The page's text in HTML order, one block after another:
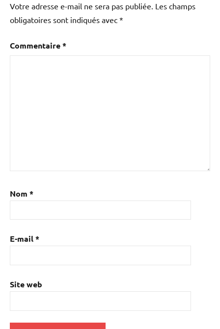
Votre adresse e-mail ne sera pas publiée. Les champs
obligatoires sont indiqués avec *
Commentaire*
Nom *
E-mail*
Site web